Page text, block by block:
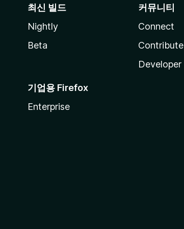
최신 빌드
Nightly
Beta
기업용 Firefox
Enterprise
커뮤니티
Connect
Contribute
Developer